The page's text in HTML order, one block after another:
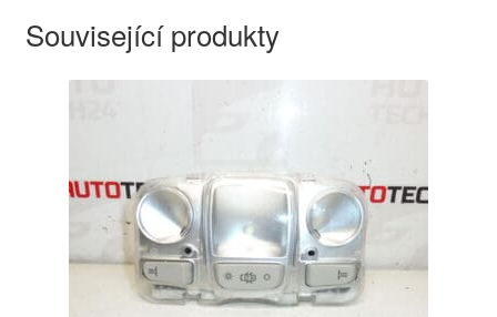
Související produkty